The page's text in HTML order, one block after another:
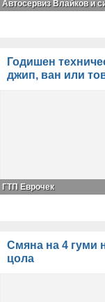
Автосервиз Влайков и
Годишен
джип, ван или
ГТП Еврочек
Смяна на 4 гуми
цола